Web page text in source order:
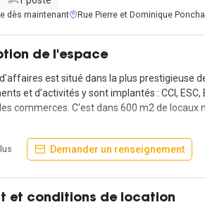
dès maintenant Rue Pierre et Dominique
de l'espace
est situé dans la plus prestigieuse
et d’activités y sont implantés : CCI,
commerces. C'est dans 600 m2 de
aménagés, idéalement situés au premier
complet de tous les postes via fibre. Ce
Demander un renseignement
et conditions de location